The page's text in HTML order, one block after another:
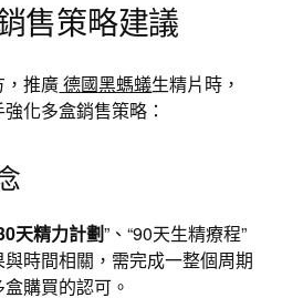
售策略建議
，推廣德國黑螞蟻生精片時，
化多盒銷售策略：
天精力計劃”、“90天生精療程”
時間相關，需完成一整個周期
購買的認可。